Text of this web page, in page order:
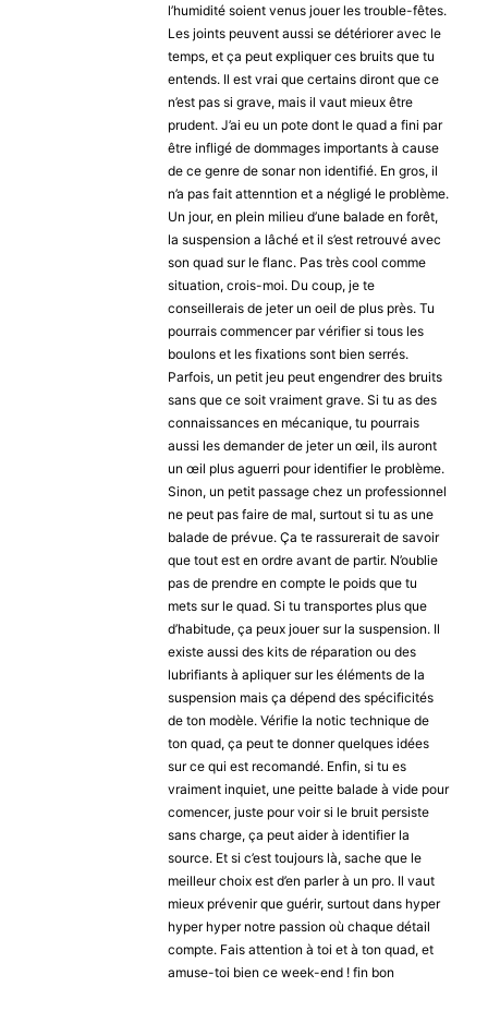
l’humidité soient venus jouer les trouble-fêtes.
Les joints peuvent aussi se détériorer avec le
temps, et ça peut expliquer ces bruits que tu
entends. Il est vrai que certains diront que ce
n’est pas si grave, mais il vaut mieux être
prudent. J’ai eu un pote dont le quad a fini par
être infligé de dommages importants à cause
de ce genre de sonar non identifié. En gros, il
n’a pas fait attenntion et a négligé le problème.
Un jour, en plein milieu d’une balade en forêt,
la suspension a lâché et il s’est retrouvé avec
son quad sur le flanc. Pas très cool comme
situation, crois-moi. Du coup, je te
conseillerais de jeter un oeil de plus près. Tu
pourrais commencer par vérifier si tous les
boulons et les fixations sont bien serrés.
Parfois, un petit jeu peut engendrer des bruits
sans que ce soit vraiment grave. Si tu as des
connaissances en mécanique, tu pourrais
aussi les demander de jeter un œil, ils auront
un œil plus aguerri pour identifier le problème.
Sinon, un petit passage chez un professionnel
ne peut pas faire de mal, surtout si tu as une
balade de prévue. Ça te rassurerait de savoir
que tout est en ordre avant de partir. N’oublie
pas de prendre en compte le poids que tu
mets sur le quad. Si tu transportes plus que
d’habitude, ça peux jouer sur la suspension. Il
existe aussi des kits de réparation ou des
lubrifiants à apliquer sur les éléments de la
suspension mais ça dépend des spécificités
de ton modèle. Vérifie la notic technique de
ton quad, ça peut te donner quelques idées
sur ce qui est recomandé. Enfin, si tu es
vraiment inquiet, une peitte balade à vide pour
comencer, juste pour voir si le bruit persiste
sans charge, ça peut aider à identifier la
source. Et si c’est toujours là, sache que le
meilleur choix est d’en parler à un pro. Il vaut
mieux prévenir que guérir, surtout dans hyper
hyper hyper notre passion où chaque détail
compte. Fais attention à toi et à ton quad, et
amuse-toi bien ce week-end ! fin bon